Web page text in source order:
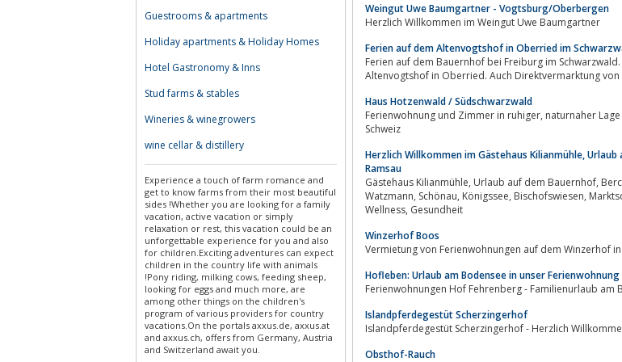
Guestrooms & apartments
Holiday apartments & Holiday Homes
Hotel Gastronomy & Inns
Stud farms & stables
Wineries & winegrowers
wine cellar & distillery
Experience a touch of farm romance and
get to know farms from their most beautiful
sides !Whether you are looking for a family
vacation, active vacation or simply
relaxation or rest, this vacation could be an
unforgettable experience for you and also
for children.Exciting adventures can expect
children in the country life with animals
!Pony riding, milking cows, feeding sheep,
looking for eggs and much more, are
among other things on the children's
program of various providers for country
vacations.On the portals axxus.de, axxus.at
and axxus.ch, offers from Germany, Austria
and Switzerland await you.
Weingut Uwe Baumgartner - Vogtsburg/Oberbergen
Herzlich Willkommen im Weingut Uwe Baumgartner
Ferien auf dem Altenvogtshof in Oberried im
Ferien auf dem Bauernhof bei Freiburg im
Altenvogtshof in Oberried. Auch Direktvermarktung
Haus Hotzenwald / Südschwarzwald
Ferienwohnung und Zimmer in ruhiger, naturnaher Lage auf der Sonnenterrasse des Südschwarzwaldes grenznah zur
Schweiz
Herzlich Willkommen im Gästehaus Kilianmühle,
Ramsau
Gästehaus Kilianmühle, Urlaub auf dem Bauernhof, Berchtesgaden, Ferienwohnung, Haus Michael, Ramsau, Kehlstein,
Watzmann, Schönau, Königssee, Bischofswiesen, Marktschellenberg, Watzmann, Jenner, Kehlstein, Nationalpark, Wandern,
Wellness, Gesundheit
Winzerhof Boos
Vermietung von Ferienwohnungen auf dem Winzerhof
Hofleben: Urlaub am Bodensee in unser
Islandpferdegestüt Scherzingerhof
Islandpferdegestüt Scherzingerhof - Herzlich
Obsthof-Rauch